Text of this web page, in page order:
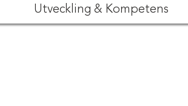
Utveckling & Kompetens